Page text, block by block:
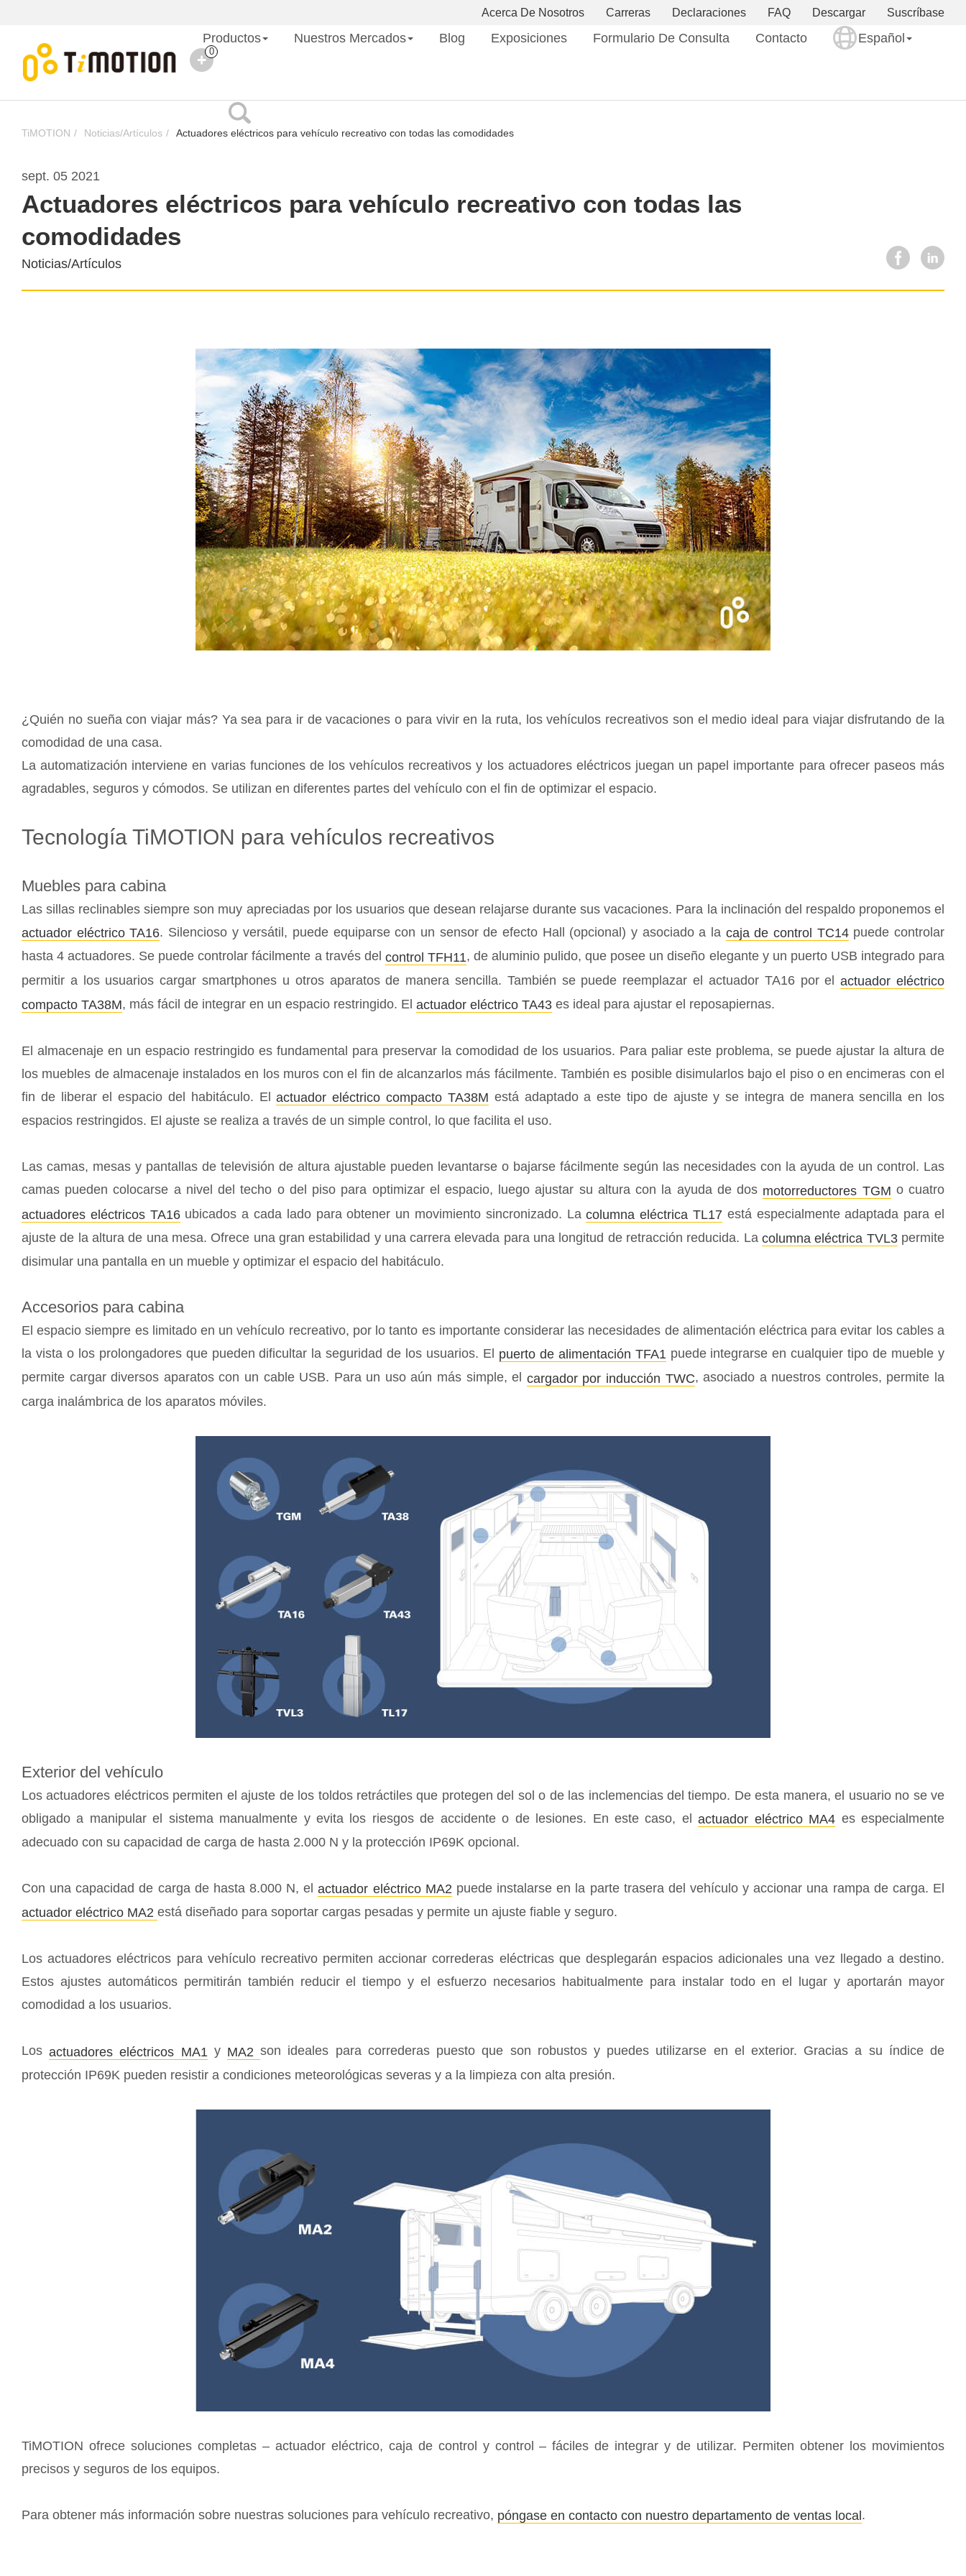
Suscríbase
Descargar
FAQ
Declaraciones
Carreras
Acerca De Nosotros
Productos Nuestros Mercados Blog Exposiciones Formulario De Consulta Contacto Español
0
TiMOTION Noticias/Artículos Actuadores eléctricos para vehículo recreativo con todas las comodidades
sept. 05 2021
Actuadores eléctricos para vehículo recreativo con todas las
comodidades
Noticias/Artículos
¿Quién no sueña con viajar más? Ya sea para ir de vacaciones o para vivir en la ruta, los vehículos recreativos son el medio ideal para viajar disfrutando de la
comodidad de una casa.
La automatización interviene en varias funciones de los vehículos recreativos y los actuadores eléctricos juegan un papel importante para ofrecer paseos más
agradables, seguros y cómodos. Se utilizan en diferentes partes del vehículo con el fin de optimizar el espacio.
Tecnología TiMOTION para vehículos recreativos
Muebles para cabina
Las sillas reclinables siempre son muy apreciadas por los usuarios que desean relajarse durante sus vacaciones. Para la inclinación del respaldo proponemos el
actuador eléctrico TA16. Silencioso y versátil, puede equiparse con un sensor de efecto Hall (opcional) y asociado a la caja de control TC14puede controlar
hasta 4 actuadores. Se puede controlar fácilmente a través del control TFH11, de aluminio pulido, que posee un diseño elegante y un puerto USB integrado para
permitir a los usuarios cargar smartphones u otros aparatos de manera sencilla. También se puede reemplazar el actuador TA16 por elactuador eléctrico
compacto TA38M, más fácil de integrar en un espacio restringido. El actuador eléctrico TA43 es ideal para ajustar el reposapiernas.
El almacenaje en un espacio restringido es fundamental para preservar la comodidad de los usuarios. Para paliar este problema, se puede ajustar la altura de
los muebles de almacenaje instalados en los muros con el fin de alcanzarlos más fácilmente. También es posible disimularlos bajo el piso o en encimeras con el
fin de liberar el espacio del habitáculo. Elactuador eléctrico compacto TA38M está adaptado a este tipo de ajuste y se integra de manera sencilla en los
espacios restringidos. El ajuste se realiza a través de un simple control, lo que facilita el uso.
Las camas, mesas y pantallas de televisión de altura ajustable pueden levantarse o bajarse fácilmente según las necesidades con la ayuda de un control. Las
camas pueden colocarse a nivel del techo o del piso para optimizar el espacio, luego ajustar su altura con la ayuda de dos motorreductores TGM o cuatro
actuadores eléctricos TA16ubicados a cada lado para obtener un movimiento sincronizado. Lacolumna eléctrica TL17 está especialmente adaptada para el
ajuste de la altura de una mesa. Ofrece una gran estabilidad y una carrera elevada para una longitud de retracción reducida. Lacolumna eléctrica TVL3permite
disimular una pantalla en un mueble y optimizar el espacio del habitáculo.
Accesorios para cabina
El espacio siempre es limitado en un vehículo recreativo, por lo tanto es importante considerar las necesidades de alimentación eléctrica para evitar los cables a
la vista o los prolongadores que pueden dificultar la seguridad de los usuarios. El puerto de alimentación TFA1 puede integrarse en cualquier tipo de mueble y
permite cargar diversos aparatos con un cable USB. Para un uso aún más simple, el cargador por inducción TWC, asociado a nuestros controles, permite la
carga inalámbrica de los aparatos móviles.
Exterior del vehículo
Los actuadores eléctricos permiten el ajuste de los toldos retráctiles que protegen del sol o de las inclemencias del tiempo. De esta manera, el usuario no se ve
obligado a manipular el sistema manualmente y evita los riesgos de accidente o de lesiones. En este caso, elactuador eléctrico MA4 es especialmente
adecuado con su capacidad de carga de hasta 2.000 N y la protección IP69K opcional.
Con una capacidad de carga de hasta 8.000 N, elactuador eléctrico MA2 puede instalarse en la parte trasera del vehículo y accionar una rampa de carga. El
actuador eléctrico MA2 está diseñado para soportar cargas pesadas y permite un ajuste fiable y seguro.
Los actuadores eléctricos para vehículo recreativo permiten accionar correderas eléctricas que desplegarán espacios adicionales una vez llegado a destino.
Estos ajustes automáticos permitirán también reducir el tiempo y el esfuerzo necesarios habitualmente para instalar todo en el lugar y aportarán mayor
comodidad a los usuarios.
Losactuadores eléctricos MA1 y MA2son ideales para correderas puesto que son robustos y puedes utilizarse en el exterior. Gracias a su índice de
protección IP69K pueden resistir a condiciones meteorológicas severas y a la limpieza con alta presión.
TiMOTION ofrece soluciones completas – actuador eléctrico, caja de control y control – fáciles de integrar y de utilizar. Permiten obtener los movimientos
precisos y seguros de los equipos.
Para obtener más información sobre nuestras soluciones para vehículo recreativo, póngase en contacto con nuestro departamento de ventas local.